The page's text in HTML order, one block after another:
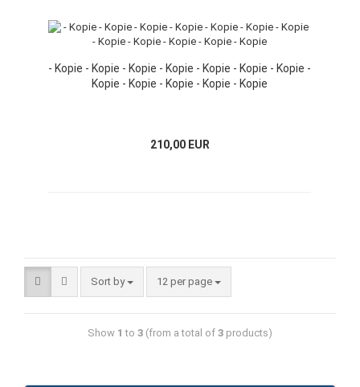
- Kopie - Kopie - Kopie - Kopie - Kopie - Kopie - Kopie -
Kopie - Kopie - Kopie - Kopie - Kopie
210,00 EUR
Sort by 12 per page
Show 1 to 3 (from a total of 3 products)